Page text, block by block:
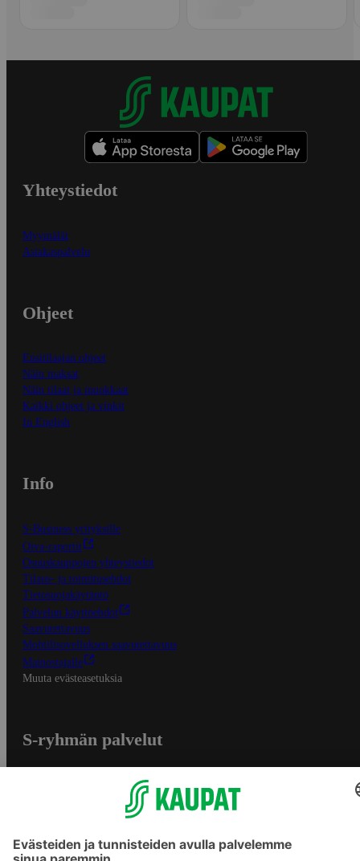
Yhteystiedot
Myymälät
Asiakaspalvelu
Ohjeet
Ensitilaajan ohjeet
Näin maksat
Näin tilaat ja muokkaat
Kaikki ohjeet ja vinkit
In English
Info
S-Business yrityksille
Oiva-raportit
Osuuskauppojen yhteystiedot
Tilaus- ja toimitusehdot
Tietosuojakäytäntö
Palvelun käyttöehdot
Saavutettavuus
Mobiilisovelluksen saavutettavuus
Mainostajalle
Muuta evästeasetuksia
S-ryhmän palvelut
Yhteishyvä Ruoka -sovellus
S-ostoslista -sovellus
Prisma.fi